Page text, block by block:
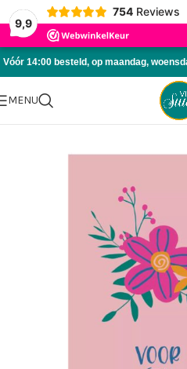
9,9
754 Reviews
Skip to navigation
Skip to main content
Vóór 14:00 besteld, op maandag,
MENU